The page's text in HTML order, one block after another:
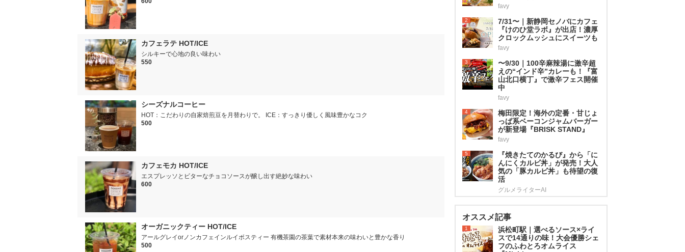
カフェラテ HOT/ICE
シルキーで心地の良い味わい
550
シーズナルコーヒー
HOT：こだわりの自家焙煎豆を月替わりで。 ICE：すっきり優しく風味豊かなコク
500
カフェモカ HOT/ICE
エスプレッソとビターなチョコソースが醸し出す絶妙な味わい
600
オーガニックティー HOT/ICE
アールグレイorノンカフェインルイボスティー 有機茶園の茶葉で素材本来の味わいと豊かな香り
500
favy
2
7/31〜｜新静岡セノバにカフェ
『けのひ堂ラボ』が出店！濃厚
クロックムッシュにスイーツも
favy
3
〜9/30｜100辛麻辣湯に激辛超
えの“インド辛”カレーも！『富
山北口横丁』で激辛フェス開催
中
favy
4
梅田限定！海外の定番・甘じょ
っぱ系ベーコンジャムバーガー
が新登場『BRISK STAND』
favy
5
『焼きたてのかるび』から「に
んにくカルビ丼」が発売！大人
気の「豚カルビ丼」も待望の復
活
グルメライターAI
オススメ記事
1
浜松町駅｜選べるソース×ライ
スで14通りの味！大会優勝シェ
フのふわとろオムライス